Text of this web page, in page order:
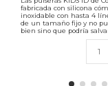
fabricada con silicona
inoxidable con hasta 4
de un tamaño fijo y no
bien sino que podría